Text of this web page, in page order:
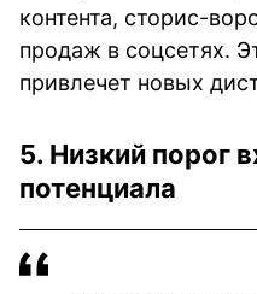
контента, сторис-
продаж в соцсетях.
привлечет новых
5. Низкий порог
потенциала